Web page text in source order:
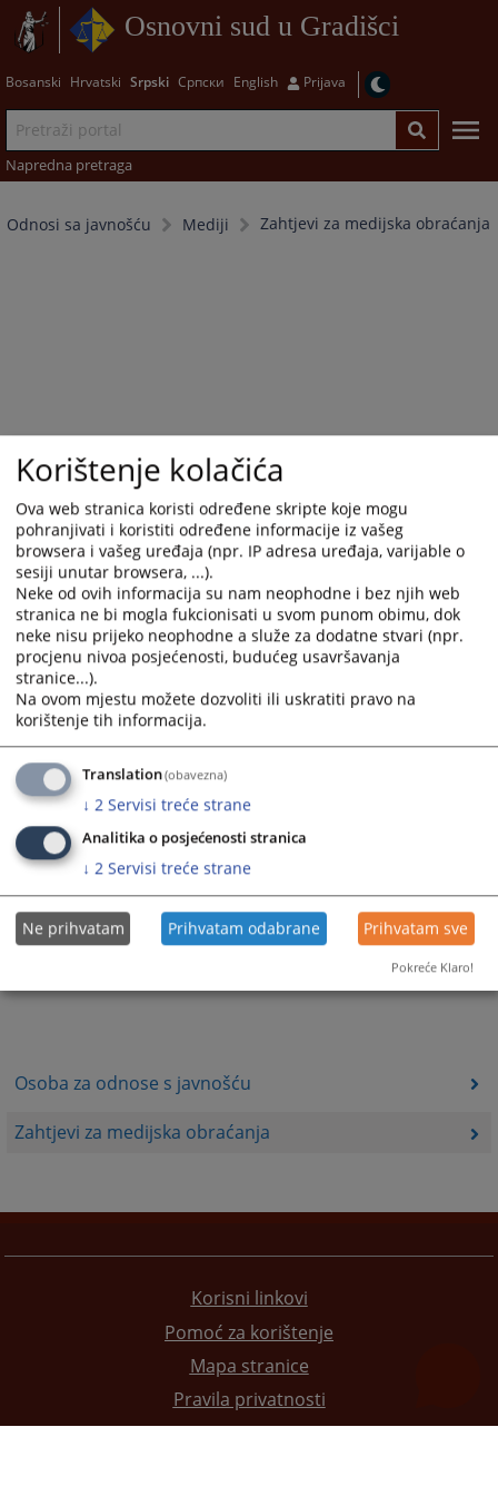
Osnovni sud u Gradišci
Bosanski Hrvatski Srpski Српски English Prijava
Napredna pretraga
Odnosi sa javnošću Mediji Zahtjevi za medijska obraćanja
Osoba za odnose s javnošću
Zahtjevi za medijska obraćanja
Trenutno nema vijesti
Korisni linkovi
Pomoć za korištenje
Mapa stranice
Pravila privatnosti
Korištenje kolačića
Ova web stranica koristi određene skripte koje mogu
pohranjivati i koristiti određene informacije iz vašeg
browsera i vašeg uređaja (npr. IP adresa uređaja, varijable o
sesiji unutar browsera, ...).
Neke od ovih informacija su nam neophodne i bez njih web
stranica ne bi mogla fukcionisati u svom punom obimu, dok
neke nisu prijeko neophodne a služe za dodatne stvari (npr.
procjenu nivoa posjećenosti, budućeg usavršavanja
stranice...).
Na ovom mjestu možete dozvoliti ili uskratiti pravo na
korištenje tih informacija.
Translation(obavezna)
↓ 2 Servisi treće strane
Analitika o posjećenosti stranica
↓ 2 Servisi treće strane
Ne prihvatam Prihvatam odabrane Prihvatam sve
Pokreće Klaro!